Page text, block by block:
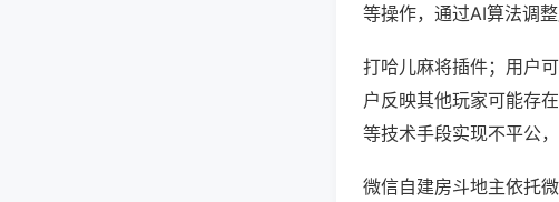
等操作，通过AI算法调
打哈儿麻将插件；用户
户反映其他玩家可能存
等技术手段实现不平公，
微信自建房斗地主依托